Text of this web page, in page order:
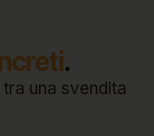
.
una svendita